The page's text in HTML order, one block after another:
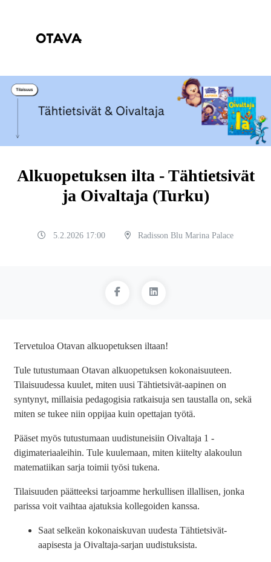
Alkuopetuksen ilta - Tähtietsivät
ja Oivaltaja (Turku)
5.2.2026 17:00 Radisson Blu Marina Palace
Tervetuloa Otavan alkuopetuksen iltaan!
Tule tutustumaan Otavan alkuopetuksen kokonaisuuteen.
Tilaisuudessa kuulet, miten uusi Tähtietsivät-aapinen on
syntynyt, millaisia pedagogisia ratkaisuja sen taustalla on, sekä
miten se tukee niin oppijaa kuin opettajan työtä.
Pääset myös tutustumaan uudistuneisiin Oivaltaja 1 -
digimateriaaleihin. Tule kuulemaan, miten kiitelty alakoulun
matematiikan sarja toimii työsi tukena.
Tilaisuuden päätteeksi tarjoamme herkullisen illallisen, jonka
parissa voit vaihtaa ajatuksia kollegoiden kanssa.
Saat selkeän kokonaiskuvan uudesta Tähtietsivät-
aapisesta ja Oivaltaja-sarjan uudistuksista.